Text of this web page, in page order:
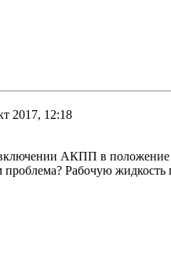
2017, 12:18
АКПП в положение
Рабочую